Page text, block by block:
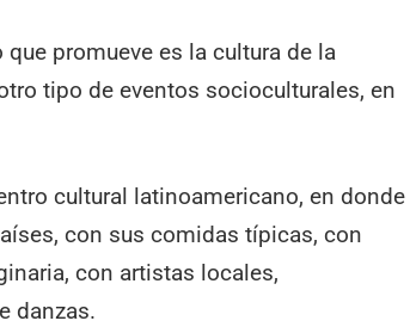
promueve es la cultura de la
tipo de eventos socioculturales, en
cultural latinoamericano, en donde
con sus comidas típicas, con
con artistas locales,
danzas.